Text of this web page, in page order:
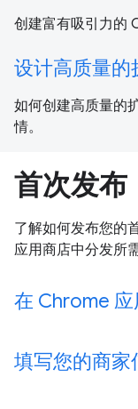
创建富有吸引力的
设计高质量的
如何创建高质量的
情。
首次发布
了解如何发布您的
应用商店中分发所
在 Chrome
填写您的商家